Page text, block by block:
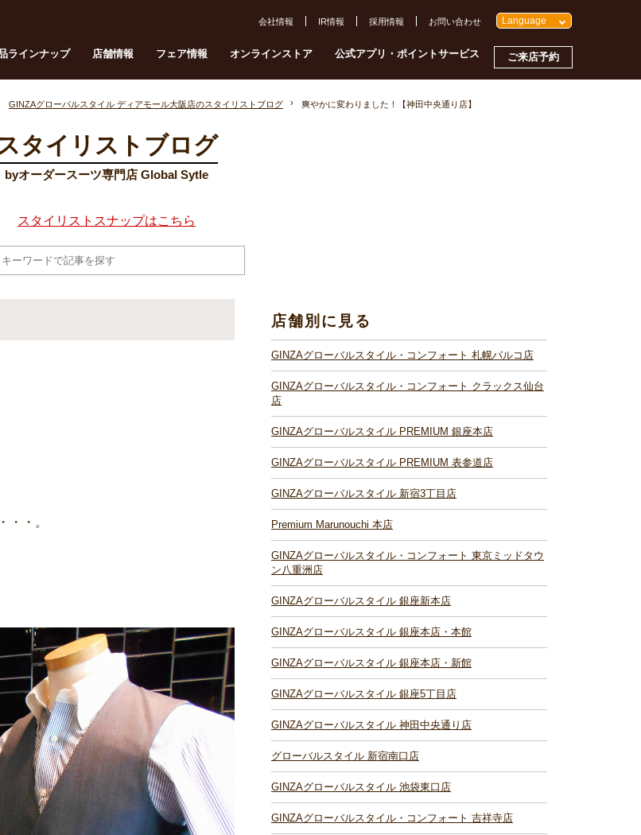
ラインナップ 店舗情報 フェア情報 オンラインストア 公式アプリ・ポイントサービス ご来店予約
会社情報 IR情報 採用情報 お問い合わせ Language
GINZAグローバルスタイル ディアモール大阪店のスタイリストブログ 爽やかに変わりました！【神田中央通り店】
タイリストブログ
byオーダースーツ専門店 Global Sytle
スタイリストスナップはこちら
・・。
店舗別に見る
GINZAグローバルスタイル・コンフォート 札幌パルコ店
GINZAグローバルスタイル・コンフォート クラックス仙台
店
GINZAグローバルスタイル PREMIUM 銀座本店
GINZAグローバルスタイル PREMIUM 表参道店
GINZAグローバルスタイル 新宿3丁目店
Premium Marunouchi 本店
GINZAグローバルスタイル・コンフォート 東京ミッドタウ
ン八重洲店
GINZAグローバルスタイル 銀座新本店
GINZAグローバルスタイル 銀座本店・本館
GINZAグローバルスタイル 銀座本店・新館
GINZAグローバルスタイル 銀座5丁目店
GINZAグローバルスタイル 神田中央通り店
グローバルスタイル 新宿南口店
GINZAグローバルスタイル 池袋東口店
GINZAグローバルスタイル・コンフォート 吉祥寺店